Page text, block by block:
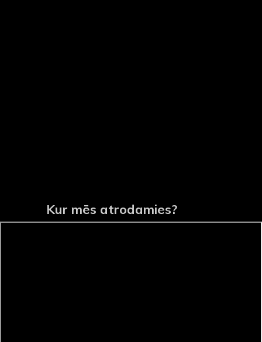
Kur mēs atrodamies?